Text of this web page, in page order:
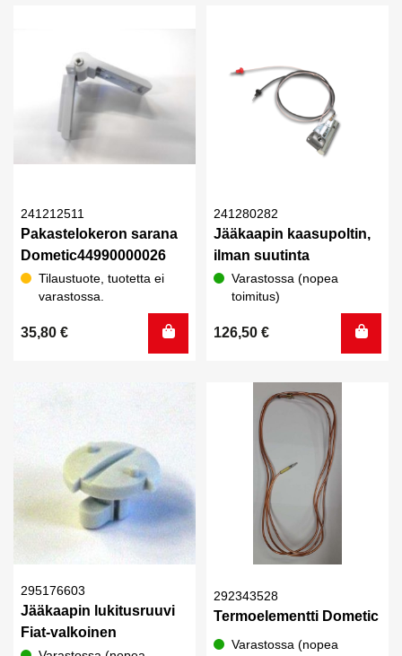
241212511
Pakastelokeron sarana
Dometic44990000026
Tilaustuote, tuotetta ei
varastossa.
35,80 €
241280282
Jääkaapin kaasupoltin,
ilman suutinta
Varastossa (nopea
toimitus)
126,50 €
295176603
Jääkaapin lukitusruuvi
Fiat-valkoinen
292343528
Termoelementti Dometic
Varastossa (nopea